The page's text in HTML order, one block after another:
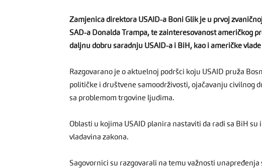
Zamjenica direktora USAID-a Boni Glik je u prvoj
SAD-a Donalda Trampa, te zainteresovanost američkog
daljnu dobru saradnju USAID-a i BiH, kao i američke
Razgovarano je o aktuelnoj podršci koju USAID pruža
političke i društvene samoodrživosti, ojačavanju civilnog
sa problemom trgovine ljudima.
Oblasti u kojima USAID planira nastaviti da radi sa BiH
vladavina zakona.
Sagovornici su razgovarali na temu važnosti unapređenja